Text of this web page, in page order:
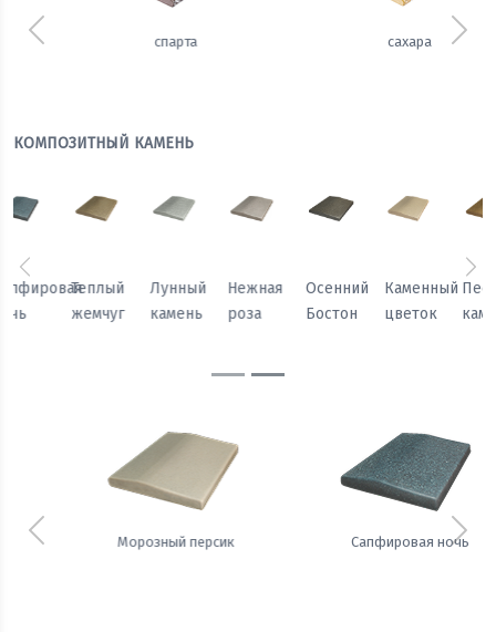
имбирь
Предыдущий
КОМПОЗИТНЫЙ КАМЕНЬ
Осенний
Бостон
Каменный
цветок
Песчаный
камень
Морозный
персик
Сапфировая
ночь
Теплый
жемчуг
Предыдущий
Сапфировая ночь Теплый жемчуг
Предыдущий